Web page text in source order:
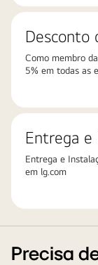
Desconto
Como membro
5% em todas as
Entrega
Entrega e
em lg.com
Precisa